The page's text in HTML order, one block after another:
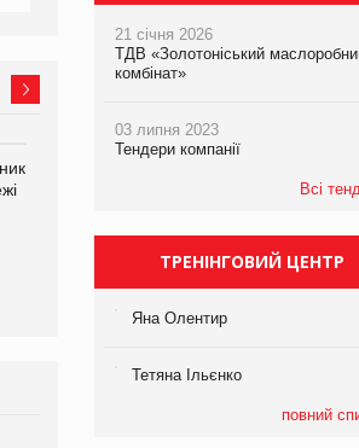
виробництва
21 січня 2026
ТДВ «Золотоніський
комбінат»
03 липня 2023
Тендери компанії
Всі
ТРЕНІНГОВИЙ ЦЕНТР
Яна Олентир
Тетяна Ільєнко
повний